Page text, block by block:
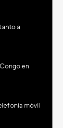
a
en
móvil